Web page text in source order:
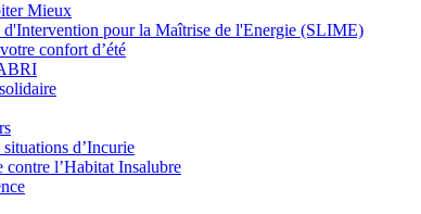
Mieux
pour la Maîtrise de l'Energie (SLIME)
confort d’été
d’Incurie
l’Habitat Insalubre